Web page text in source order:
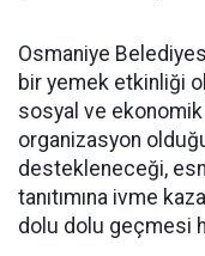
Osmaniye
bir yemek etkinliği
sosyal ve ekonomik
organizasyon
destekleneceği,
tanıtımına ivme
dolu dolu geçmesi